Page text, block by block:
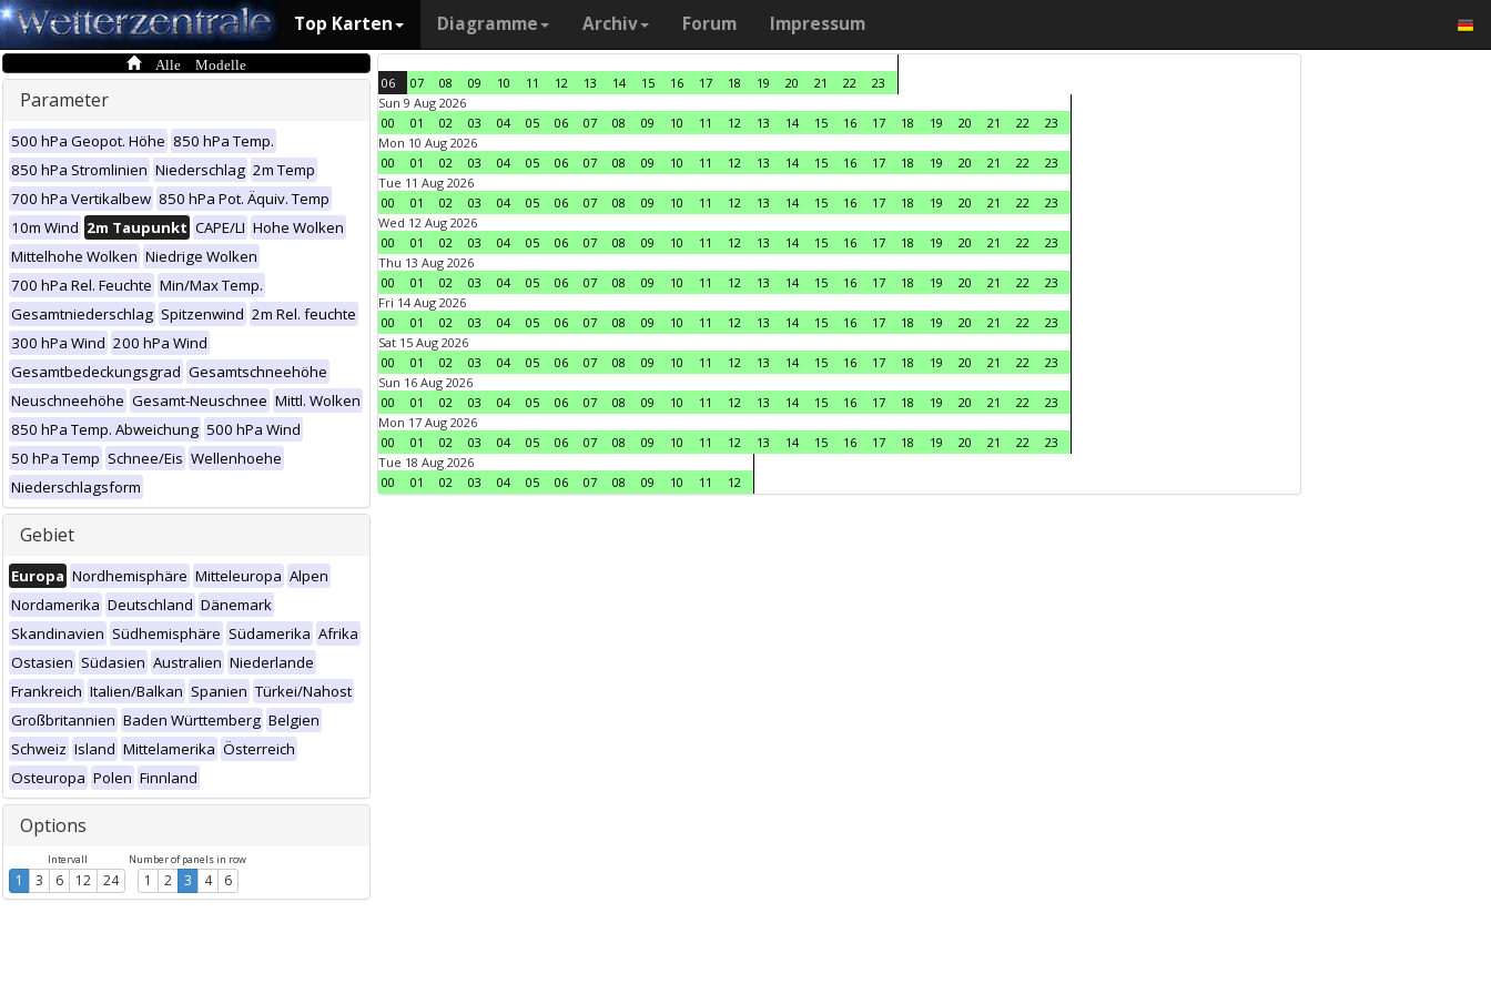
Top Karten Diagramme Archiv Forum Impressum
Alle Modelle
Parameter
500 hPa Geopot. Höhe 850 hPa Temp.
850 hPa Stromlinien Niederschlag 2m Temp
700 hPa Vertikalbew 850 hPa Pot. Äquiv. Temp
10m Wind 2m Taupunkt CAPE/LI Hohe Wolken
Mittelhohe Wolken Niedrige Wolken
700 hPa Rel. Feuchte Min/Max Temp.
Gesamtniederschlag Spitzenwind 2m Rel. feuchte
300 hPa Wind 200 hPa Wind
Gesamtbedeckungsgrad Gesamtschneehöhe
Neuschneehöhe Gesamt-Neuschnee Mittl. Wolken
850 hPa Temp. Abweichung 500 hPa Wind
50 hPa Temp Schnee/Eis Wellenhoehe
Niederschlagsform
Gebiet
Europa Nordhemisphäre Mitteleuropa Alpen
Nordamerika Deutschland Dänemark
Skandinavien Südhemisphäre Südamerika Afrika
Ostasien Südasien Australien Niederlande
Frankreich Italien/Balkan Spanien Türkei/Nahost
Großbritannien Baden Württemberg Belgien
Schweiz Island Mittelamerika Österreich
Osteuropa Polen Finnland
Options
Intervall
1 3 6 12 24
Number of panels in row
1 2 3 4 6
06 07 08 09 10 11 12 13 14 15 16 17 18 19 20 21 22
23
Sun 9 Aug 2026
00
01 02 03 04 05 06 07 08 09 10 11 12 13 14 15 16 17 18 19 20 21 22
23
Mon 10 Aug 2026
00
01 02 03 04 05 06 07 08 09 10 11 12 13 14 15 16 17 18 19 20 21 22
23
Tue 11 Aug 2026
00
01 02 03 04 05 06 07 08 09 10 11 12 13 14 15 16 17 18 19 20 21 22
23
Wed 12 Aug 2026
00
01 02 03 04 05 06 07 08 09 10 11 12 13 14 15 16 17 18 19 20 21 22
23
Thu 13 Aug 2026
00
01 02 03 04 05 06 07 08 09 10 11 12 13 14 15 16 17 18 19 20 21 22
23
Fri 14 Aug 2026
00
01 02 03 04 05 06 07 08 09 10 11 12 13 14 15 16 17 18 19 20 21 22
23
Sat 15 Aug 2026
00
01 02 03 04 05 06 07 08 09 10 11 12 13 14 15 16 17 18 19 20 21 22
23
Sun 16 Aug 2026
00
01 02 03 04 05 06 07 08 09 10 11 12 13 14 15 16 17 18 19 20 21 22
23
Mon 17 Aug 2026
00
01 02 03 04 05 06 07 08 09 10 11 12 13 14 15 16 17 18 19 20 21 22
23
Tue 18 Aug 2026
00
01 02 03 04 05 06 07 08 09 10 11 12